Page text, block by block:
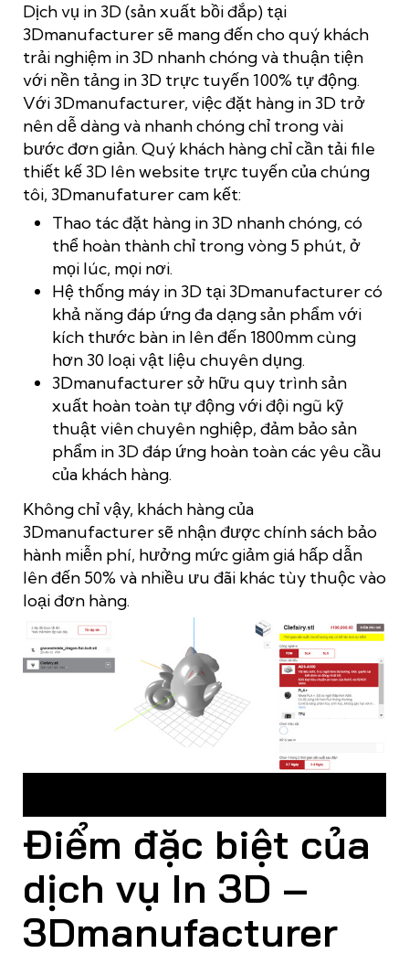
Dịch vụ in 3D (sản xuất bồi đắp) tại
3Dmanufacturer sẽ mang đến cho quý khách
trải nghiệm in 3D nhanh chóng và thuận tiện
với nền tảng in 3D trực tuyến 100% tự động.
Với 3Dmanufacturer, việc đặt hàng in 3D trở
nên dễ dàng và nhanh chóng chỉ trong vài
bước đơn giản. Quý khách hàng chỉ cần tải file
thiết kế 3D lên website trực tuyến của chúng
tôi, 3Dmanufaturer cam kết:
Thao tác đặt hàng in 3D nhanh chóng, có
thể hoàn thành chỉ trong vòng 5 phút, ở
mọi lúc, mọi nơi.
Hệ thống máy in 3D tại 3Dmanufacturer có
khả năng đáp ứng đa dạng sản phẩm với
kích thước bàn in lên đến 1800mm cùng
hơn 30 loại vật liệu chuyên dụng.
3Dmanufacturer sở hữu quy trình sản
xuất hoàn toàn tự động với đội ngũ kỹ
thuật viên chuyên nghiệp, đảm bảo sản
phẩm in 3D đáp ứng hoàn toàn các yêu cầu
của khách hàng.
Không chỉ vậy, khách hàng của
3Dmanufacturer sẽ nhận được chính sách bảo
hành miễn phí, hưởng mức giảm giá hấp dẫn
lên đến 50% và nhiều ưu đãi khác tùy thuộc vào
loại đơn hàng.
Điểm đặc biệt của
dịch vụ In 3D –
3Dmanufacturer